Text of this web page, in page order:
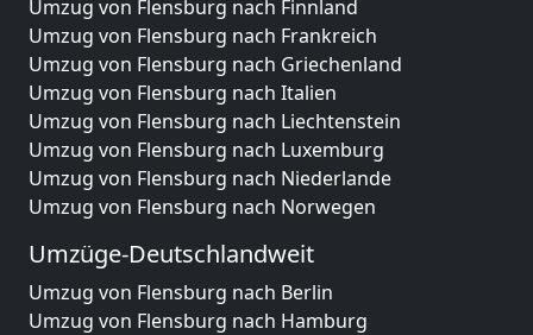
Umzug von Flensburg nach Finnland
Umzug von Flensburg nach Frankreich
Umzug von Flensburg nach Griechenland
Umzug von Flensburg nach Italien
Umzug von Flensburg nach Liechtenstein
Umzug von Flensburg nach Luxemburg
Umzug von Flensburg nach Niederlande
Umzug von Flensburg nach Norwegen
Umzüge-Deutschlandweit
Umzug von Flensburg nach Berlin
Umzug von Flensburg nach Hamburg